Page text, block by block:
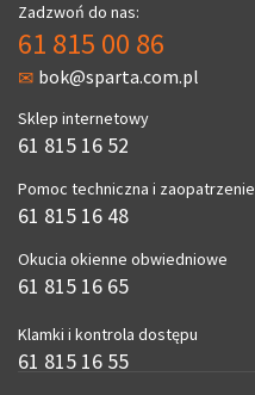
Zadzwoń do nas:
61 815 00 86
bok@sparta.com.pl
Sklep internetowy
61 815 16 52
Pomoc techniczna i zaopatrzenie
61 815 16 48
Okucia okienne obwiedniowe
61 815 16 65
Klamki i kontrola dostępu
61 815 16 55